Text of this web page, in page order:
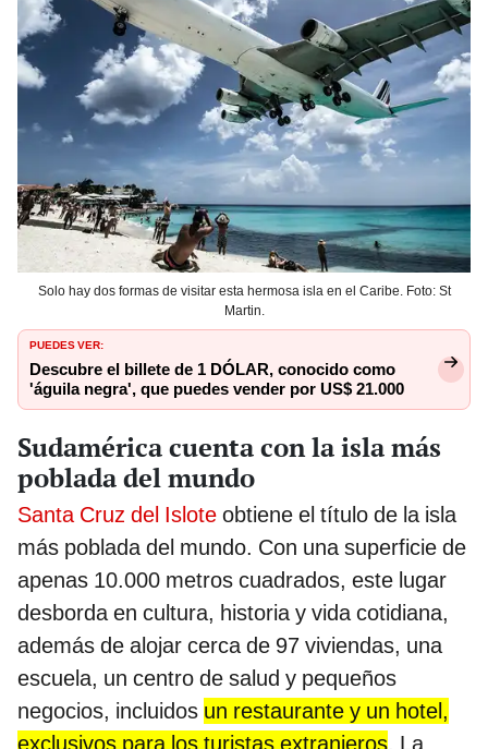
Solo hay dos formas de visitar esta hermosa isla en el Caribe. Foto: St
Martin.
PUEDES VER:
Descubre el billete de 1 DÓLAR, conocido como
'águila negra', que puedes vender por US$ 21.000
Sudamérica cuenta con la isla más
poblada del mundo
Santa Cruz del Islote obtiene el título de la isla
más poblada del mundo. Con una superficie de
apenas 10.000 metros cuadrados, este lugar
desborda en cultura, historia y vida cotidiana,
además de alojar cerca de 97 viviendas, una
escuela, un centro de salud y pequeños
negocios, incluidos un restaurante y un hotel,
exclusivos para los turistas extranjeros. La